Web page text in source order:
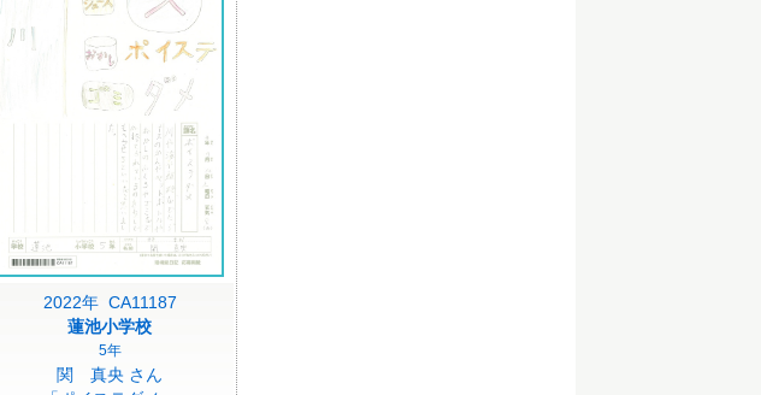
2022年 CA11187
蓮池小学校
5年
関 真央 さん